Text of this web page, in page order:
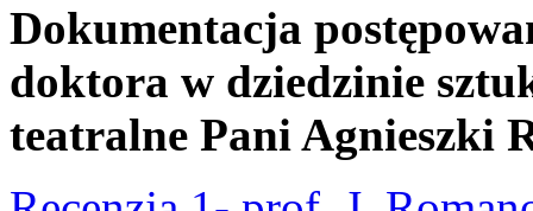
Dokumentacja
doktora w dziedzinie
teatralne Pani Agnieszki